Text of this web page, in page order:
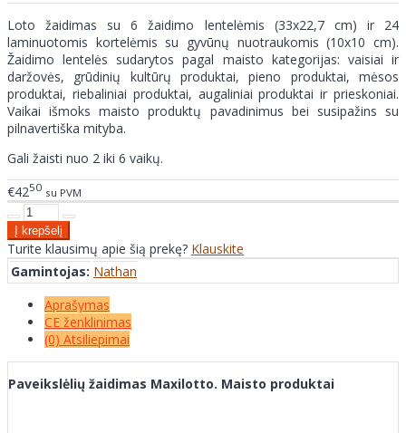
Loto žaidimas su 6 žaidimo lentelėmis (33x22,7 cm) ir 24
laminuotomis kortelėmis su gyvūnų nuotraukomis (10x10 cm).
Žaidimo lentelės sudarytos pagal maisto kategorijas: vaisiai ir
daržovės, grūdinių kultūrų produktai, pieno produktai, mėsos
produktai, riebaliniai produktai, augaliniai produktai ir prieskoniai.
Vaikai išmoks maisto produktų pavadinimus bei susipažins su
pilnavertiška mityba.
Gali žaisti nuo 2 iki 6 vaikų.
€4250 su PVM
Turite klausimų apie šią prekę? Klauskite
Gamintojas: Nathan
Aprašymas
CE ženklinimas
(0) Atsiliepimai
Paveikslėlių žaidimas Maxilotto. Maisto produktai